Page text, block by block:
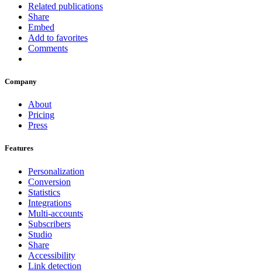
Related publications
Share
Embed
Add to favorites
Comments
Company
About
Pricing
Press
Features
Personalization
Conversion
Statistics
Integrations
Multi-accounts
Subscribers
Studio
Share
Accessibility
Link detection